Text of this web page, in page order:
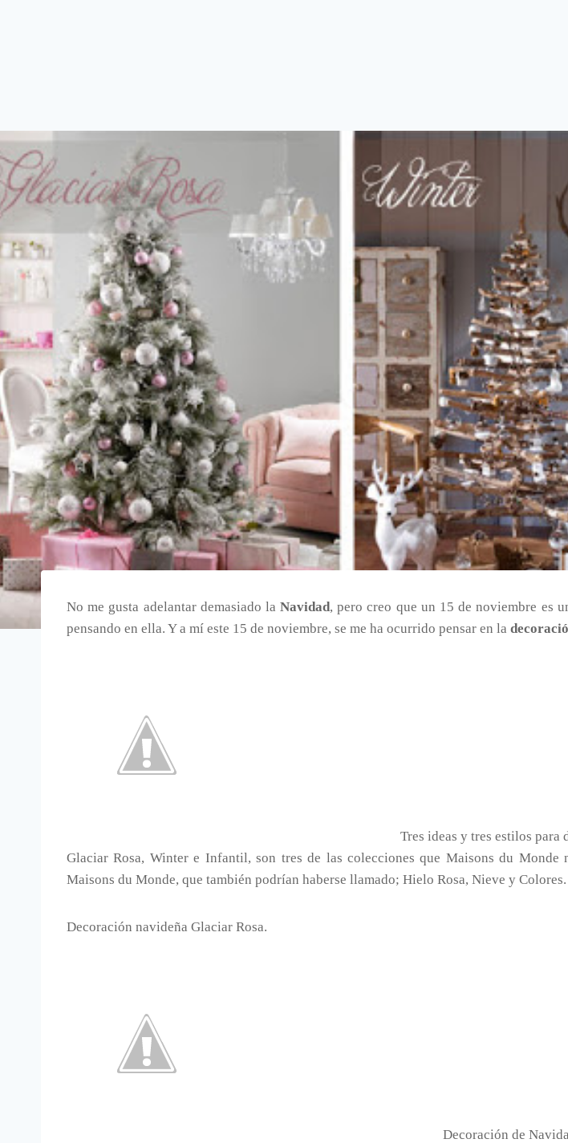
No me gusta adelantar demasiado laNavidad, pero creo que un 15 de noviembre es
pensando en ella. Y a mí este 15 de noviembre, se me ha ocurrido pensar en la
Tres ideas y tres estilos para
Glaciar Rosa, Winter e Infantil, son tres de las colecciones que Maisons du Monde
Maisons du Monde, que también podrían haberse llamado; Hielo Rosa, Nieve y Colores.
Decoración navideña Glaciar Rosa.
Decoración de